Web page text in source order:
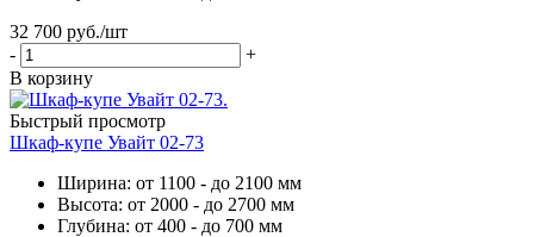
32 700 руб./шт
-
+
В корзину
Быстрый просмотр
Шкаф-купе Увайт 02-73
Ширина: от 1100 - до 2100 мм
Высота: от 2000 - до 2700 мм
Глубина: от 400 - до 700 мм